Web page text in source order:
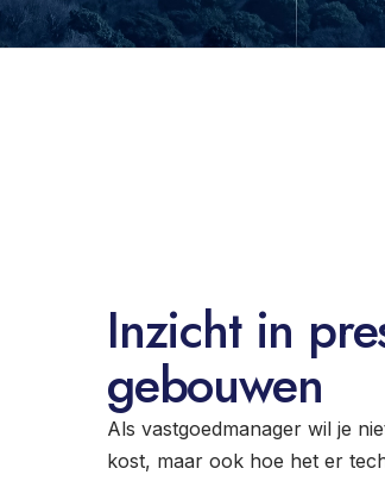
Inzicht in
gebouwen
Als vastgoedmanager wil je
kost, maar ook hoe het er